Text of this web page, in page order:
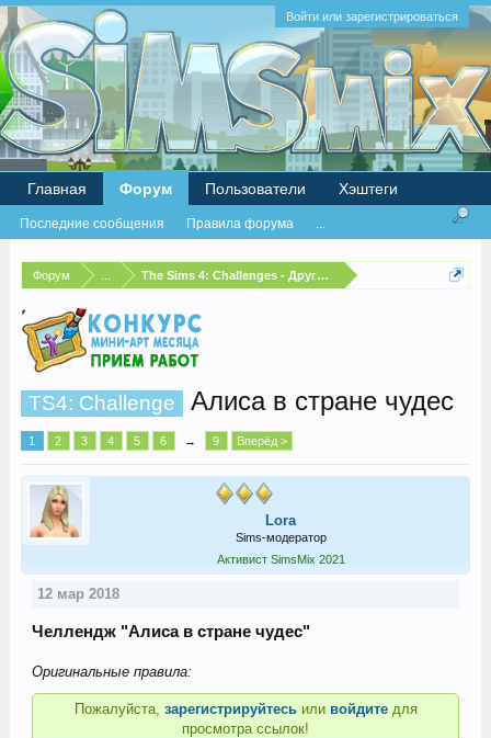
Войти или зарегистрироваться
Форум The Sims 4: Challenges - Другие испытания
TS4: Challenge Алиса в стране чудес
1 2 3 4 5 6 → 9 Вперёд >
Lora
Sims-модератор
Активист SimsMix 2021
12 мар 2018
Челлендж "Алиса в стране чудес"
Оригинальные правила:
Пожалуйста, зарегистрируйтесьили войдите для
просмотра ссылок!
Главная Форум
Последние сообщения Правила форума ...
Пользователи Хэштеги